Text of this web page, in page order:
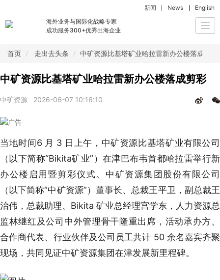
海外业务与国际化战略专家
成功服务300+优秀出海企业
新闻 News English
首页 走出去头条 中矿资源比基塔矿业哈拉雷新办公楼落成剪彩
中矿资源比基塔矿业哈拉雷新办公楼落成剪彩
中矿资源 2026-06-07 10:16:10
当地时间6 月 3 日上午，中矿资源比基塔矿业有限公司
（以下简称“Bikita矿业”）在津巴布韦首都哈拉雷举行新
办公楼启用暨剪彩仪式。中矿资源集团股份有限公司
（以下简称“中矿资源”）董事长、总裁王平卫，副总裁王
治伟，总裁助理、Bikita 矿业总经理宫学东，人力资源总
监林继红及公司中外管理骨干隆重出席，活动承办方、
合作商代表、行业伙伴及公司员工共计 50 余名嘉宾齐聚
现场，共同见证中矿资源集团在津发展新里程碑。